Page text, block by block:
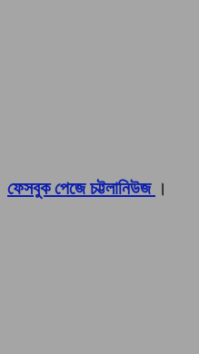
ফেসবুক পেজে চট্টলানিউজ ।